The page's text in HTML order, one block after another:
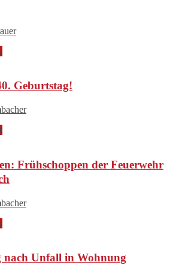
Geburtstag!
Frühschoppen der Feuerwehr
Unfall in Wohnung